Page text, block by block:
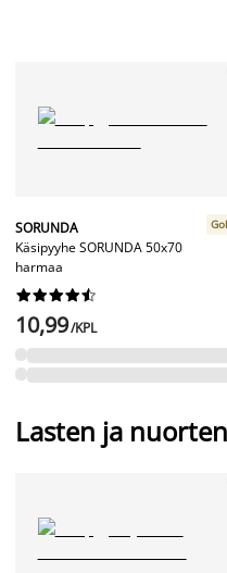
SORUNDA
Käsipyyhe SORUNDA 50x70
harmaa






10,99/KPL
Lasten ja